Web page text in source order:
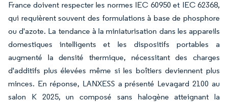
France doivent respecter les normes IEC 60950 et IEC 62368,
qui requièrent souvent des formulations à base de phosphore
ou d'azote. La tendance à la miniaturisation dans les appareils
domestiques intelligents et les dispositifs portables a
augmenté la densité thermique, nécessitant des charges
d'additifs plus élevées même si les boîtiers deviennent plus
minces. En réponse, LANXESS a présenté Levagard 2100 au
salon K 2025, un composé sans halogène atteignant la